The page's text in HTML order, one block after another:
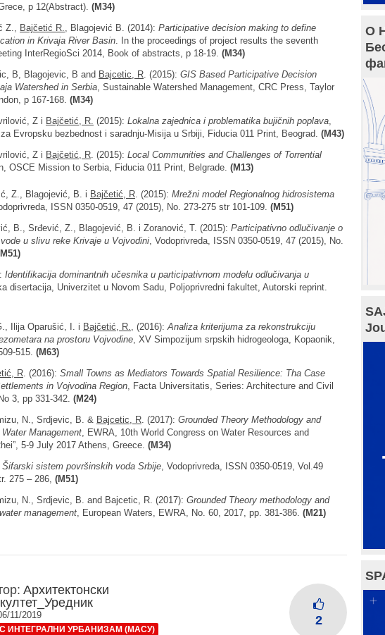
p 12(Abstract). (M34)
Z., Bajčetić R., Blagojević B. (2014): Participative decision making to define
in Krivaja River Basin. In the proceedings of project results the seventh
InterRegioSci 2014, Book of abstracts, p 18-19. (M34)
B, Blagojevic, B and Bajcetic, R. (2015): GIS Based Participative Decision
Watershed in Serbia, Sustainable Watershed Management, CRC Press, Taylor
p 167-168. (M34)
Z i Bajčetić, R. (2015): Lokalna zajednica i problematika bujičnih poplava,
Evropsku bezbednost i saradnju-Misija u Srbiji, Fiducia 011 Print, Beograd. (M43)
Z i Bajčetić, R. (2015): Local Communities and Challenges of Torrential
OSCE Mission to Serbia, Fiducia 011 Print, Belgrade. (M13)
Z., Blagojević, B. i Bajčetić, R. (2015): Mrežni model Regionalnog hidrosistema
ISSN 0350-0519, 47 (2015), No. 273-275 str 101-109. (M51)
B., Srđević, Z., Blagojević, B. i Zoranović, T. (2015): Participativno odlučivanje o
u slivu reke Krivaje u Vojvodini, Vodoprivreda, ISSN 0350-0519, 47 (2015), No.
Identifikacija dominantnih učesnika u participativnom modelu odlučivanja u
disertacija, Univerzitet u Novom Sadu, Poljoprivredni fakultet, Autorski reprint.
Ilija Oparušić, I. i Bajčetić, R., (2016):Analiza kriterijuma za rekonstrukciju
na prostoru Vojvodine, XV Simpozijum srpskih hidrogeologa, Kopaonik,
515. (M63)
R. (2016): Small Towns as Mediators Towards Spatial Resilience: Tha Case
in Vojvodina Region, Facta Universitatis, Series: Architecture and Civil
3, pp 331-342. (M24)
N., Srdjevic, B. & Bajcetic, R. (2017): Grounded Theory Methodology and
Management, EWRA, 10th World Congress on Water Resources and
5-9 July 2017 Athens, Greece. (M34)
Šifarski sistem površinskih voda Srbije, Vodoprivreda, ISSN 0350-0519, Vol.49
275 – 286, (M51)
N., Srdjevic, B. and Bajcetic, R. (2017): Grounded Theory methodology and
management, European Waters, EWRA, No. 60, 2017, pp. 381-386. (M21)
Архитектонски
11/2019
ИНТЕГРАЛНИ УРБАНИЗАМ (МАСУ)
2
О